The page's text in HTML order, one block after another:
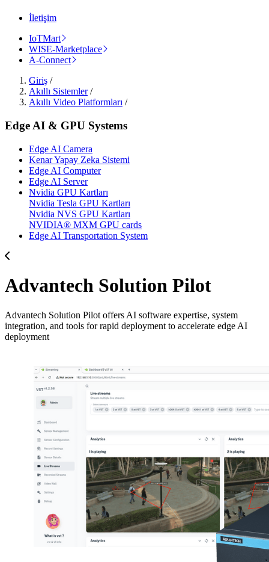
İletişim
IoTMart
WISE-Marketplace
A-Connect
Giriş /
Akıllı Sistemler/
Akıllı Video Platformları /
Edge AI & GPU Systems
Edge AI Camera
Kenar Yapay Zeka Sistemi
Edge AI Computer
Edge AI Server
Nvidia GPU Kartları
Nvidia Tesla GPU Kartları
Nvidia NVS GPU Kartları
NVIDIA® MXM GPU cards
Edge AI Transportation System
Advantech Solution Pilot
Advantech Solution Pilot offers AI software expertise, system
integration, and tools for rapid deployment to accelerate edge AI
deployment